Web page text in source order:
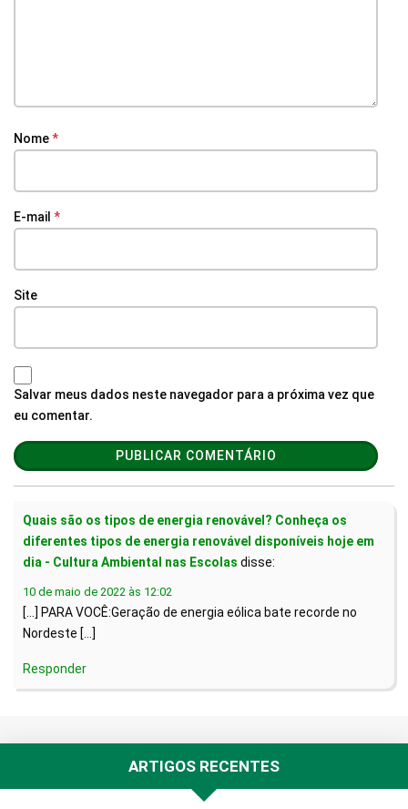
Nome*
E-mail *
Site
Salvar meus dados neste navegador para a próxima vez que
eu comentar.
Quais são os tipos de energia renovável? Conheça os
diferentes tipos de energia renovável disponíveis hoje em
dia - Cultura Ambiental nas Escolas disse:
10 de maio de 2022 às 12:02
[…] PARA VOCÊ:Geração de energia eólica bate recorde no
Nordeste […]
Responder
ARTIGOS RECENTES